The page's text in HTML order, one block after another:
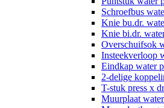
Schroefbus
Knie bu.dr.
Knie bi.dr.
Overschuifsok
Insteekverloop
Eindkap water
2-delige
T-stuk press x
Muurplaat